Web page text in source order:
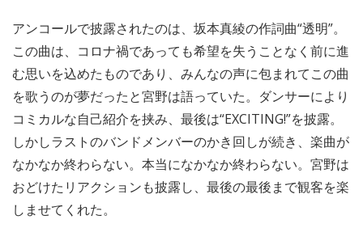
アンコールで披露されたのは、坂本真綾の作詞曲“透明”。
この曲は、コロナ禍であっても希望を失うことなく前に進
む思いを込めたものであり、みんなの声に包まれてこの曲
を歌うのが夢だったと宮野は語っていた。ダンサーにより
コミカルな自己紹介を挟み、最後は“EXCITING!”を披露。
しかしラストのバンドメンバーのかき回しが続き、楽曲が
なかなか終わらない。本当になかなか終わらない。宮野は
おどけたリアクションも披露し、最後の最後まで観客を楽
しませてくれた。